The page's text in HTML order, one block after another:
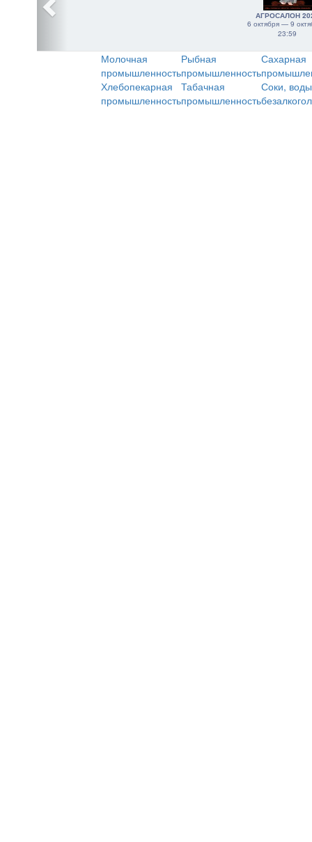
АГРОСАЛОН
6 октября — 9
23:59
Молочная
промышленность
Рыбная
промышленность
Сахарная
Хлебопекарная
промышленность
Табачная
промышленность
Соки,